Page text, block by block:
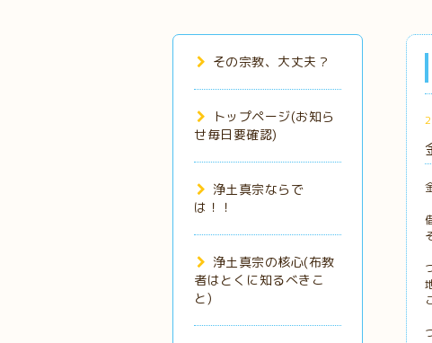
その宗教、大丈夫？
トップページ(お知ら
せ毎日要確認)
浄土真宗ならで
は！！
浄土真宗の核心(布教
者はとくに知るべきこ
と)